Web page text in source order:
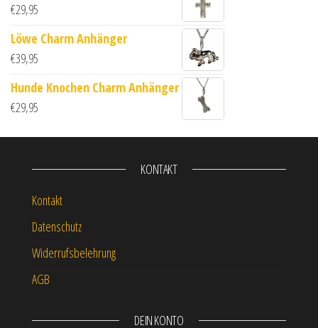
€29,95
Löwe Charm Anhänger
€39,95
Hunde Knochen Charm Anhänger
€29,95
KONTAKT
Kontakt
Datenschutz
Widerrufsbelehrung
AGB
DEIN KONTO